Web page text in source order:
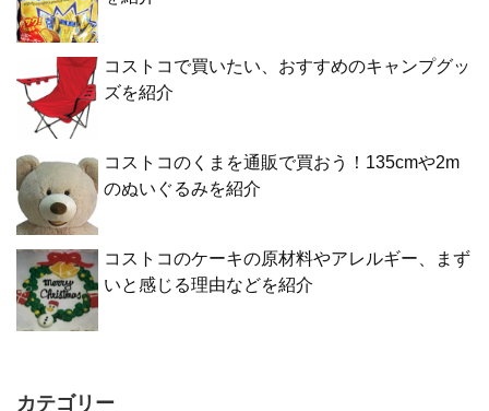
コストコで買いたい、おすすめのキャンプグッ
ズを紹介
コストコのくまを通販で買おう！135cmや2m
のぬいぐるみを紹介
コストコのケーキの原材料やアレルギー、まず
いと感じる理由などを紹介
カテゴリー